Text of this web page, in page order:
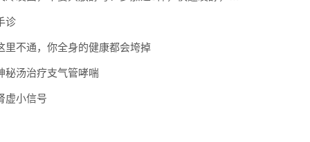
诊
里不通，你全身的健康都会垮掉
秘汤治疗支气管哮喘
虚小信号